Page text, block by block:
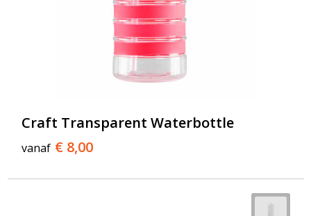
Craft Transparent Waterbottle
vanaf € 8,00